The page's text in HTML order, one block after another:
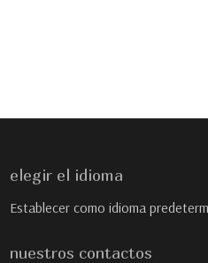
elegir el idioma
Establecer como idioma
nuestros contactos